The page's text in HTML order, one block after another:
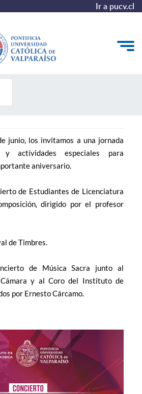
Ir a pucv.cl
Musical
junio, los invitamos a una jornada
actividades especiales para
aniversario.
de Estudiantes de Licenciatura
dirigido por el profesor
de Timbres.
de Música Sacra junto al
y al Coro del Instituto de
por Ernesto Cárcamo.